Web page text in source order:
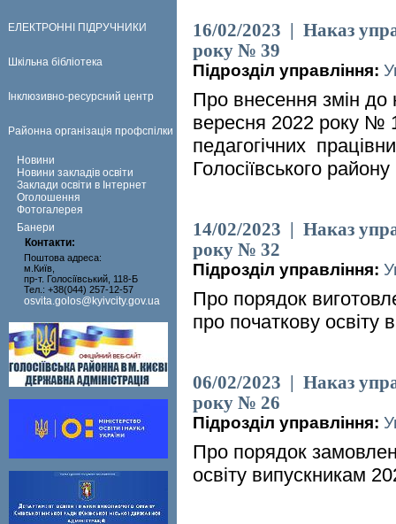
ЕЛЕКТРОННІ ПІДРУЧНИКИ
Шкільна бібліотека
Інклюзивно-ресурсний центр
Районна організація профспілки
Новини
Новини закладів освіти
Заклади освіти в Інтернет
Оголошення
Фотогалерея
Банери
Контакти:
Поштова адреса:
м.Київ,
пр-т. Голосіївський, 118-Б
Тел.: +38(044) 257-12-57
osvita.golos@kyivcity.gov.ua
16/02/2023 | Наказ
року № 39
Підрозділ управління:
Про внесення змін до
вересня 2022 року №
педагогічних
Голосіївського
14/02/2023 | Наказ
року № 32
Підрозділ управління:
Про порядок
про початкову освіту
06/02/2023 | Наказ
року № 26
Підрозділ управління:
Про порядок
освіту випускникам